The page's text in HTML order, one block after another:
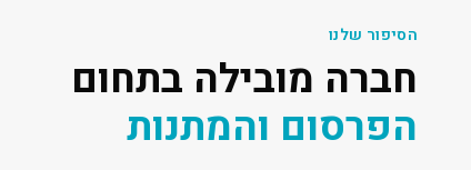
הסיפור שלנו
חברה מובילה בתחום
הפרסום והמתנות